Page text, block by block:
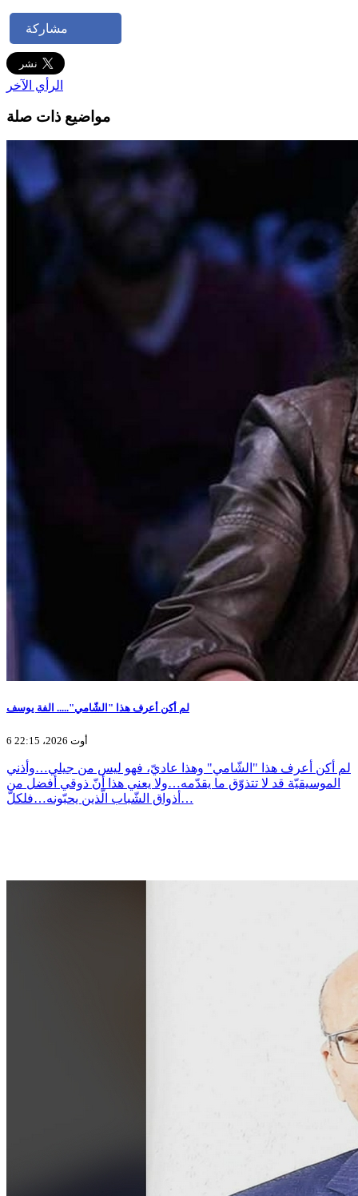
مشاركة
الرأي الآخر
مواضيع ذات صلة
لم أكن أعرف هذا "الشّامي"..... الفة يوسف
6 أوت 2026، 22:15
لم أكن أعرف هذا "الشّامي" وهذا عاديّ، فهو ليس من جيلي…وأذني
الموسيقيّة قد لا تتذوّق ما يقدّمه…ولا يعني هذا أنّ ذوقي أفضل من
أذواق الشّباب الّذين يحبّونه…فلكلّ…